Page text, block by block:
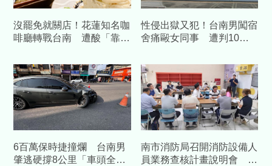
沒罷免就關店！花蓮知名咖
啡廳轉戰台南 遭酸「靠補
性侵出獄又犯！台南男闖宿
舍痛毆女同事 遭判10
6百萬保時捷撞爛 台南男
肇逃硬撐8公里「車頭全
南市消防局召開消防設備人
員業務查核計畫說明會 強